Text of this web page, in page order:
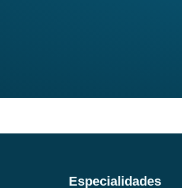
Especialidades